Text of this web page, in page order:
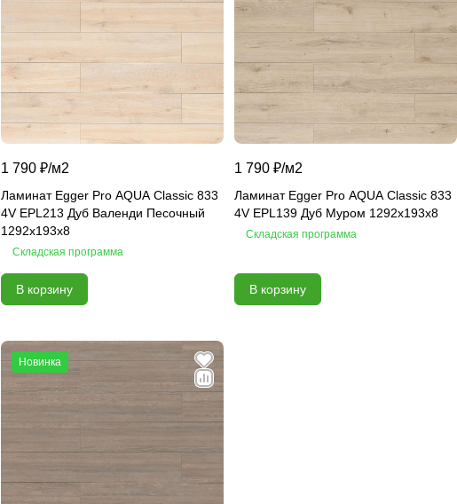
1 790 ₽/м2
Ламинат Egger Pro AQUA Classic 833
4V EPL213 Дуб Валенди Песочный
1292x193x8
Складская программа
В корзину
1 790 ₽/м2
Ламинат Egger Pro AQUA Classic 833
4V EPL139 Дуб Муром 1292x193x8
Складская программа
В корзину
Новинка